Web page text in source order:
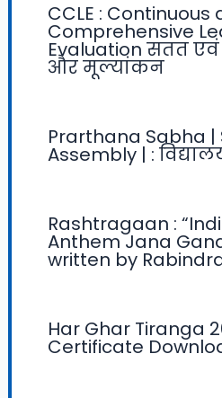
CCLE : Continuous
Comprehensive
Evaluation सतत
और मूल्यांकन
Prarthana Sabha |
Assembly | :
Rashtragaan :
Anthem Jana
written by
Har Ghar Tiranga
Certificate